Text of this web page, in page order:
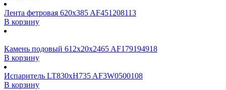
Лента фетровая 620x385 AF451208113
В корзину
Камень подовый 612x20x2465 AF179194918
В корзину
Испаритель LT830xH735 AF3W0500108
В корзину